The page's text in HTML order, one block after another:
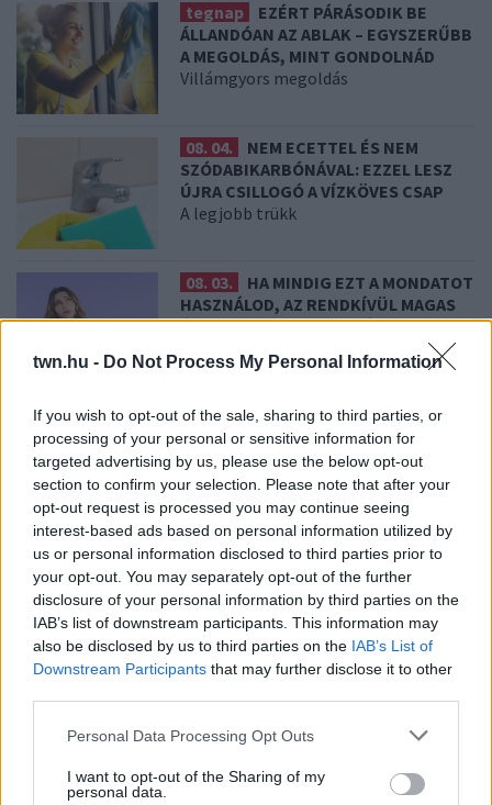
twn.hu - Do Not Process My Personal Information
If you wish to opt-out of the sale, sharing to third parties, or
processing of your personal or sensitive information for
targeted advertising by us, please use the below opt-out
section to confirm your selection. Please note that after your
opt-out request is processed you may continue seeing
interest-based ads based on personal information utilized by
us or personal information disclosed to third parties prior to
your opt-out. You may separately opt-out of the further
disclosure of your personal information by third parties on the
IAB’s list of downstream participants. This information may
also be disclosed by us to third parties on the IAB’s List of
Downstream Participants that may further disclose it to other
Please note that this website/app uses one or more Google
not limited to your visit or usage behaviour. You may click to
grant or deny consent to Google and its third-party tags to
Personal Data Processing Opt Outs
I want to opt-out of the Sharing of my
personal data.
tegnap
EZÉRT PÁRÁSODIK BE
ÁLLANDÓAN AZ ABLAK – EGYSZERŰBB
A MEGOLDÁS, MINT GONDOLNÁD
Villámgyors megoldás
08. 04.
NEM ECETTEL ÉS NEM
SZÓDABIKARBÓNÁVAL: EZZEL LESZ
ÚJRA CSILLOGÓ A VÍZKÖVES CSAP
A legjobb trükk
08. 03.
HA MINDIG EZT A MONDATOT
HASZNÁLOD, AZ RENDKÍVÜL MAGAS
ÉRZELMI INTELLIGENCIÁRA UTALHAT
08. 02.
SOKAN ROSSZUL TÁROLJÁK A GYÓGYSZEREIKET –
EMIATT CSÖKKENHET A HATÁSUK
Érdemes odafigyelni rá
08. 01.
EGYRE TÖBB FIATALNÁL JELENTKEZIK EZ A
VITAMINHIÁNY – ILYEN JELEKRE FIGYELJ
Erre figyelj!
07. 31.
NEM A CITROMSAV, AZ ECET VAGY A
SZÓDABIKARBÓNA A LEGERŐSEBB: EZT HASZNÁLJÁK A
SZÁLLODÁKBAN A VÍZKŐ ELLEN
Ez a szer tényleg eltünteti a vízkövet
07. 31.
HAGYD A SÓT: EGY CSIPET EBBŐL A FŐZŐVÍZBE,
ÉS SOKKAL FINOMABB LESZ A FŐTT KRUMPLI
24 ÓRA TOVÁBBI HÍREI